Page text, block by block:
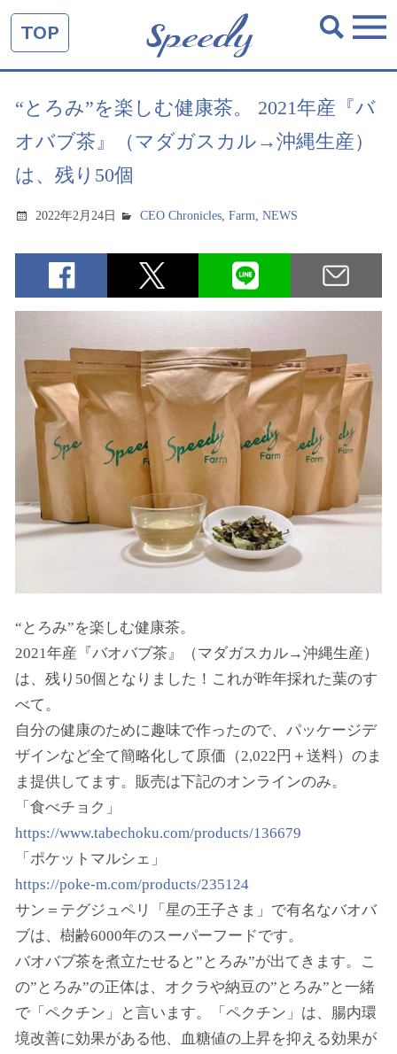
TOP
“とろみ”を楽しむ健康茶。 2021年産『バ
オバブ茶』（マダガスカル→沖縄生産）
は、残り50個
2022年2月24日 CEO Chronicles,Farm,NEWS
“とろみ”を楽しむ健康茶。
2021年産『バオバブ茶』（マダガスカル→沖縄生産）
は、残り50個となりました！これが昨年採れた葉のす
べて。
自分の健康のために趣味で作ったので、パッケージデ
ザインなど全て簡略化して原価（2,022円＋送料）のま
ま提供してます。販売は下記のオンラインのみ。
「食べチョク」
https://www.tabechoku.com/products/136679
「ポケットマルシェ」
https://poke-m.com/products/235124
サン＝テグジュペリ「星の王子さま」で有名なバオバ
ブは、樹齢6000年のスーパーフードです。
バオバブ茶を煮立たせると”とろみ”が出てきます。こ
の”とろみ”の正体は、オクラや納豆の”とろみ”と一緒
で「ペクチン」と言います。「ペクチン」は、腸内環
境改善に効果がある他、血糖値の上昇を抑える効果が